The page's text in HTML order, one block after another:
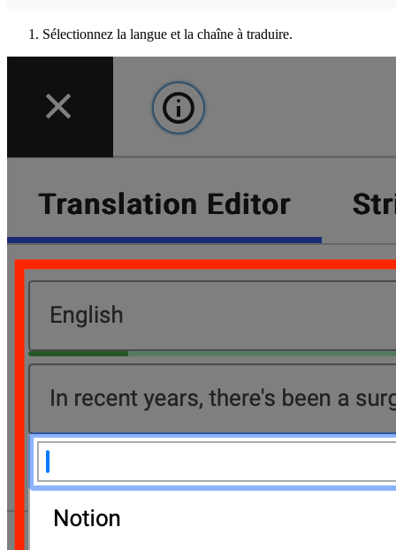
Sélectionnez la langue et la chaîne à traduire.